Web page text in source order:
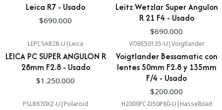
Leica R7 - Usado
$690.000
Leitz Wetzlar Super Angulon
R 21 F4 - Usado
$690.000
LEPCSAR28-U | Leica
LEICA PC SUPER ANGULON R
28mm F2.8 - Usado
$1.250.000
VOBE50135-U |Voigtlander
Voigtlander Bessamatic con
lentes 50mm F2.8 y 135mm
F/4 - Usado
$200.000
PSLR670XZ-U | Polaroid H2000FC-D50P80-U | Hasselblad